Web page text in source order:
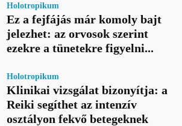
Holotropikum
Ez a fejfájás már komoly bajt
jelezhet: az orvosok szerint
ezekre a tünetekre figyelni...
Holotropikum
Klinikai vizsgálat bizonyítja: a
Reiki segíthet az intenzív
osztályon fekvő betegeknek